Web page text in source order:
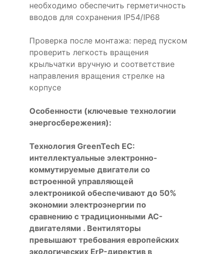
необходимо обеспечить герметичность
вводов для сохранения IP54/IP68
Проверка после монтажа: перед пуском
проверить легкость вращения
крыльчатки вручную и соответствие
направления вращения стрелке на
корпусе
Особенности (ключевые технологии
энергосбережения):
Технология GreenTech EC:
интеллектуальные электронно-
коммутируемые двигатели со
встроенной управляющей
электроникой обеспечивают до 50%
экономии электроэнергии по
сравнению с традиционными AC-
двигателями . Вентиляторы
превышают требования европейских
экологических ErP-директив в